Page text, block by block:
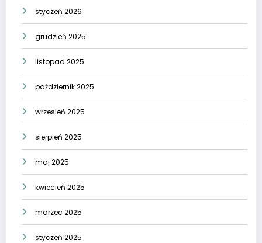
styczeń 2026
grudzień 2025
listopad 2025
październik 2025
wrzesień 2025
sierpień 2025
maj 2025
kwiecień 2025
marzec 2025
styczeń 2025